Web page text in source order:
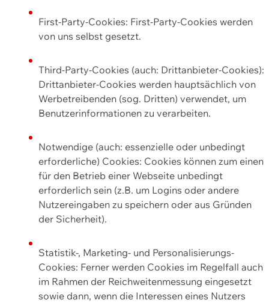
First-Party-Cookies: First-Party-Cookies werden
von uns selbst gesetzt.
Third-Party-Cookies (auch: Drittanbieter-Cookies):
Drittanbieter-Cookies werden hauptsächlich von
Werbetreibenden (sog. Dritten) verwendet, um
Benutzerinformationen zu verarbeiten.
Notwendige (auch: essenzielle oder unbedingt
erforderliche) Cookies: Cookies können zum einen
für den Betrieb einer Webseite unbedingt
erforderlich sein (z.B. um Logins oder andere
Nutzereingaben zu speichern oder aus Gründen
der Sicherheit).
Statistik-, Marketing- und Personalisierungs-
Cookies: Ferner werden Cookies im Regelfall auch
im Rahmen der Reichweitenmessung eingesetzt
sowie dann, wenn die Interessen eines Nutzers